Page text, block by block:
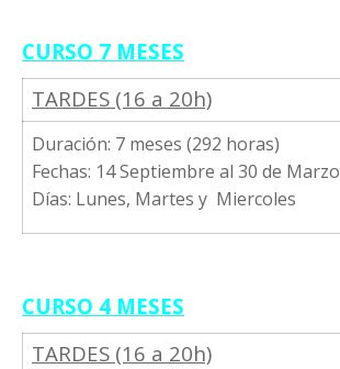
CURSO 7 MESES
TARDES (16 a 20h)
Duración: 7 meses (292 horas)
Fechas: 14 Septiembre al 30 de Marzo
Días: Lunes, Martes y Miercoles
CURSO 4 MESES
TARDES (16 a 20h)